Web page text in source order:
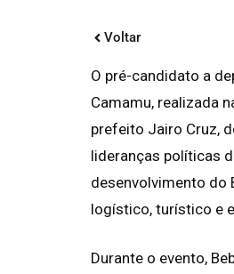
Voltar
O pré-candidato a
Camamu, realizada
prefeito Jairo Cruz,
lideranças políticas
desenvolvimento do
logístico, turístico e
Durante o evento,